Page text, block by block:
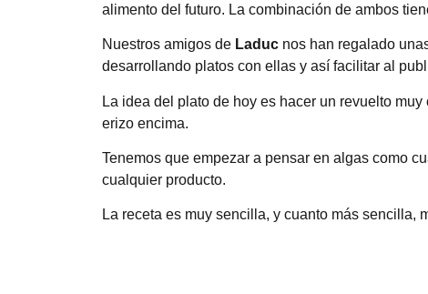
alimento del futuro. La combinación de ambos
Nuestros amigos de Laduc nos han regalado
desarrollando platos con ellas y así facilitar al
La idea del plato de hoy es hacer un revuelto
erizo encima.
Tenemos que empezar a pensar en algas como
cualquier producto.
La receta es muy sencilla, y cuanto más sencilla,